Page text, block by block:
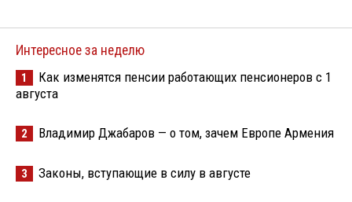
Интересное за неделю
1
Как изменятся пенсии работающих пенсионеров с 1
августа
2 Владимир Джабаров — о том, зачем Европе Армения
3 Законы, вступающие в силу в августе